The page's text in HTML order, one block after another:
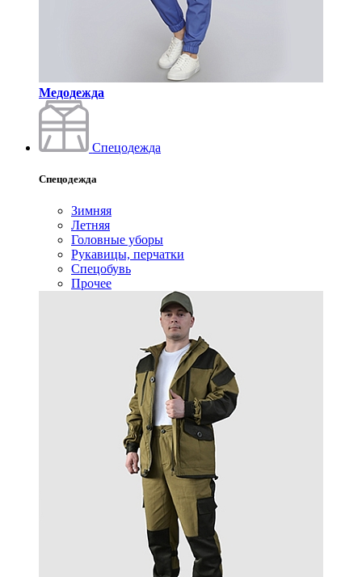
Медодежда
Спецодежда
Спецодежда
Зимняя
Летняя
Головные уборы
Рукавицы, перчатки
Спецобувь
Прочее